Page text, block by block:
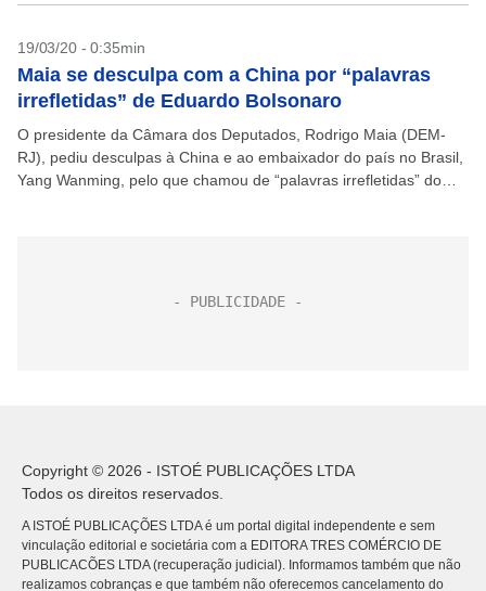
19/03/20 - 0:35min
Maia se desculpa com a China por “palavras
irrefletidas” de Eduardo Bolsonaro
O presidente da Câmara dos Deputados, Rodrigo Maia (DEM-
RJ), pediu desculpas à China e ao embaixador do país no Brasil,
Yang Wanming, pelo que chamou de “palavras irrefletidas” do
Copyright © 2026 - ISTOÉ PUBLICAÇÕES LTDA
Todos os direitos reservados.
A ISTOÉ PUBLICAÇÕES LTDA é um portal digital independente e sem
vinculação editorial e societária com a EDITORA TRES COMÉRCIO DE
PUBLICACÕES LTDA (recuperação judicial). Informamos também que não
realizamos cobranças e que também não oferecemos cancelamento do